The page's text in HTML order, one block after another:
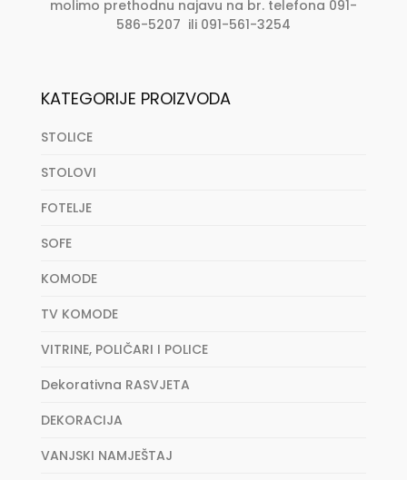
molimo prethodnu najavu na br. telefona 091-
586-5207 ili 091-561-3254
KATEGORIJE PROIZVODA
STOLICE
STOLOVI
FOTELJE
SOFE
KOMODE
TV KOMODE
VITRINE, POLIČARI I POLICE
Dekorativna RASVJETA
DEKORACIJA
VANJSKI NAMJEŠTAJ